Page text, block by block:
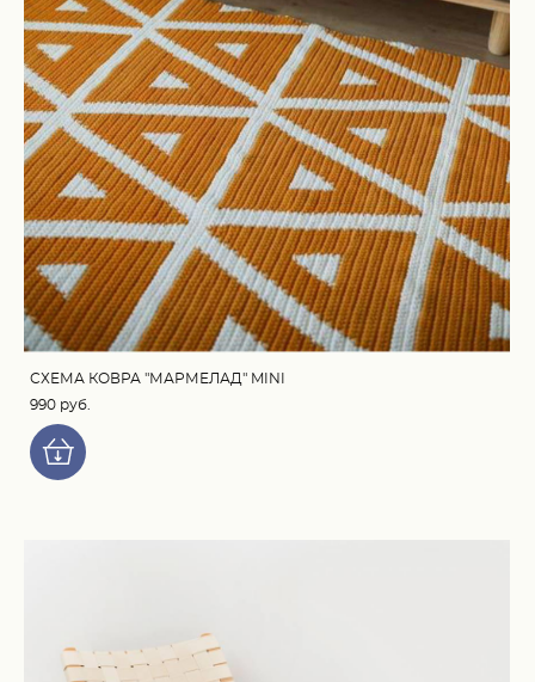
СХЕМА КОВРА "МАРМЕЛАД" MINI
990 pуб.